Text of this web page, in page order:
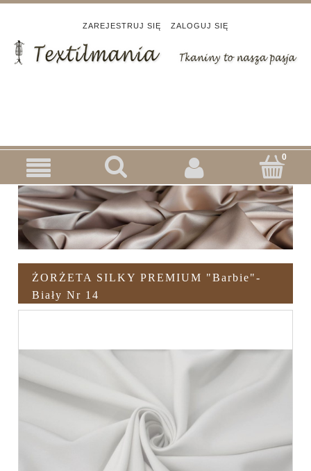
ZAREJESTRUJ SIĘ ZALOGUJ SIĘ
ŻORŻETA SILKY PREMIUM "Barbie"-
Biały Nr 14